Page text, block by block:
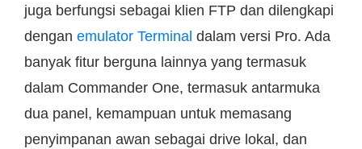
juga berfungsi sebagai klien FTP dan dilengkapi
dengan emulator Terminal dalam versi Pro. Ada
banyak fitur berguna lainnya yang termasuk
dalam Commander One, termasuk antarmuka
dua panel, kemampuan untuk memasang
penyimpanan awan sebagai drive lokal, dan